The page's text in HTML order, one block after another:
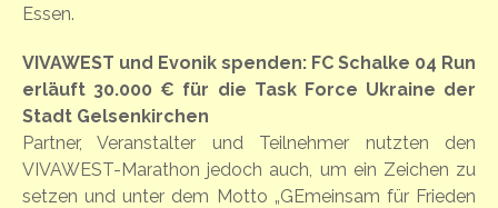
Essen.
VIVAWEST und Evonik spenden: FC Schalke 04 Run
erläuft 30.000 € für die Task Force Ukraine der
Stadt Gelsenkirchen
Partner, Veranstalter und Teilnehmer nutzten den
VIVAWEST-Marathon jedoch auch, um ein Zeichen zu
setzen und unter dem Motto „GEmeinsam für Frieden